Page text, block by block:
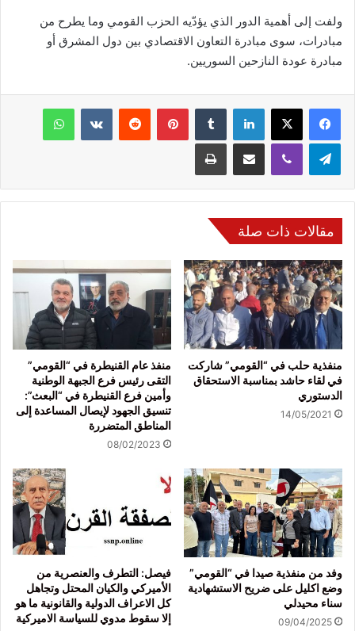
ولفت إلى أهمية الدور الذي يؤدّيه الحزب القومي وما يطرح من
مبادرات، سوى مبادرة التعاون الاقتصادي بين دول المشرق أو
مبادرة عودة النازحين السوريين.
فيسبوك لينكدإن بينتيريست
مقالات ذات صلة
منفذية حلب في “القومي” شاركت
في لقاء حاشد بمناسبة الاستحقاق
الدستوري
14/05/2021
منفذ عام القنيطرة في “القومي”
التقى رئيس فرع الجبهة الوطنية
وأمين فرع القنيطرة في “البعث”:
تنسيق الجهود لإيصال المساعدة إلى
المناطق المتضررة
08/02/2023
وفد من منفذية صيدا في “القومي”
وضع اكليل على ضريح الاستشهادية
سناء محيدلي
09/04/2025
فيصل: التطرف والعنصرية من
الأميركي والكيان المحتل وتجاهل
كل الاعراف الدولية والقانونية ما هو
إلا سقوط مدوي للسياسة الاميركية